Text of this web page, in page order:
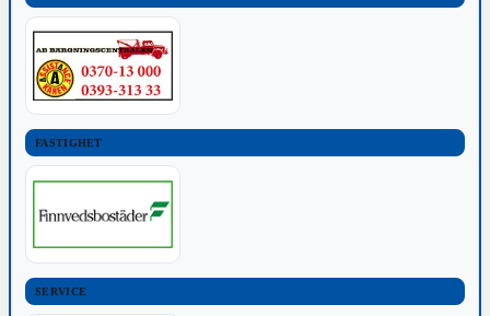
FASTIGHET
SERVICE